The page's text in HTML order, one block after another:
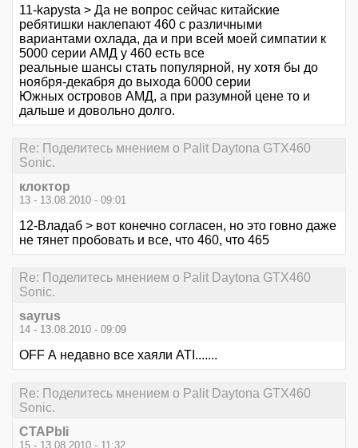
11-kapysta > Да не вопрос сейчас китайские
ребятишки наклепают 460 с различными
вариантами охлада, да и при всей моей симпатии к
5000 серии АМД у 460 есть все
реальные шансы стать популярной, ну хотя бы до
ноября-декабря до выхода 6000 серии
Южных островов АМД, а при разумной цене то и
дальше и довольно долго.
Re: Поделитесь мнением о Palit Daytona GTX460
Sonic.
клоктор
13 - 13.08.2010 - 09:01
12-Владаб > вот конечно согласен, но это говно даже
не тянет пробовать и все, что 460, что 465
Re: Поделитесь мнением о Palit Daytona GTX460
Sonic.
sayrus
14 - 13.08.2010 - 09:09
OFF А недавно все хаяли ATI.......
Re: Поделитесь мнением о Palit Daytona GTX460
Sonic.
CTAPbIi
15 - 13.08.2010 - 11:32